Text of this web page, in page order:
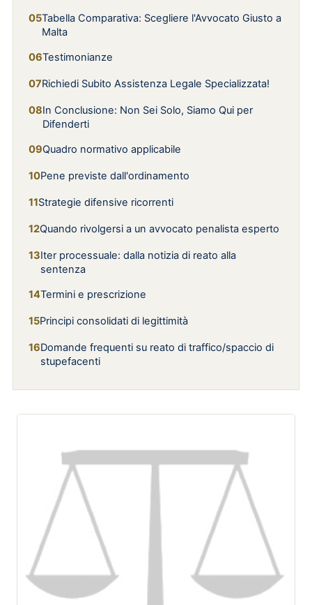
Tabella Comparativa: Scegliere l'Avvocato Giusto a
Malta
Testimonianze
Richiedi Subito Assistenza Legale Specializzata!
In Conclusione: Non Sei Solo, Siamo Qui per
Difenderti
Quadro normativo applicabile
Pene previste dall'ordinamento
Strategie difensive ricorrenti
Quando rivolgersi a un avvocato penalista esperto
Iter processuale: dalla notizia di reato alla
sentenza
Termini e prescrizione
Principi consolidati di legittimità
Domande frequenti su reato di traffico/spaccio di
stupefacenti